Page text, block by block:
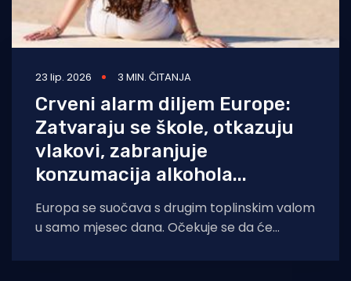
23 lip. 2026 3 MIN. ČITANJA
Crveni alarm diljem Europe:
Zatvaraju se škole, otkazuju
vlakovi, zabranjuje
konzumacija alkohola...
Europa se suočava s drugim toplinskim valom
u samo mjesec dana. Očekuje se da će